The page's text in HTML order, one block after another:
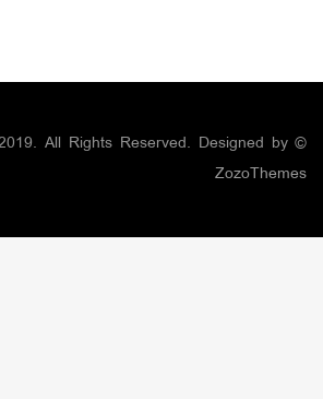
© Copyrights 2019. All Rights Reserved. Designed by
ZozoThemes